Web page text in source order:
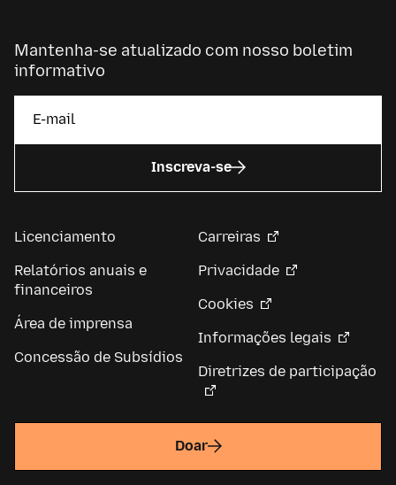
Mantenha-se atualizado com nosso boletim
informativo
Inscreva-se
Licenciamento
Relatórios anuais e
financeiros
Área de imprensa
Concessão de Subsídios
Carreiras
Privacidade
Cookies
Informações legais
Diretrizes de participação
Doar